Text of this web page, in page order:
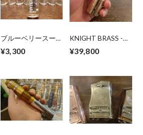
ブルーベリースーパ
BLUEBERRY
ン0mg
¥3,300
KNIGHT BRASS -
県水戸市の電子タバ
¥39,800